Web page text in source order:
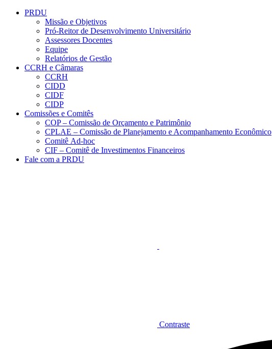
Conteúdo principal
PRDU
Missão e Objetivos
Pró-Reitor de Desenvolvimento Universitário
Assessores Docentes
Equipe
Relatórios de Gestão
CCRH e Câmaras
CCRH
CIDD
CIDF
CIDP
Comissões e Comitês
COP – Comissão de Orçamento e Patrimônio
CPLAE – Comissão de Planejamento e Acompanhamento Econômico
Comitê Ad-hoc
CIF – Comitê de Investimentos Financeiros
Fale com a PRDU
Contraste